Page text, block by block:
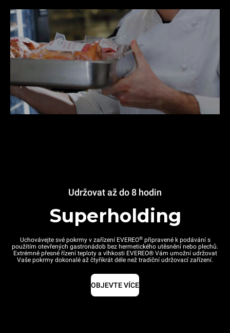
Udržovat až do 8 hodin
Superholding
Uchovávejte své pokrmy v zařízení EVEREO®připravené k podávání s
použitím otevřených gastronádob bez hermetického utěsnění nebo plechů.
Extrémně přesné řízení teploty a vlhkosti EVEREO® Vám umožní udržovat
Vaše pokrmy dokonalé až čtyřikrát déle než tradiční udržovací zařízení.
OBJEVTE VÍCE